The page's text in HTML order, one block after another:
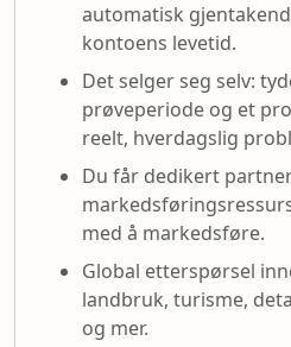
automatisk
kontoens levetid.
Det selger seg selv:
prøveperiode og et
reelt, hverdagslig
Du får dedikert
med å markedsføre.
Global etterspørsel
landbruk, turisme,
og mer.